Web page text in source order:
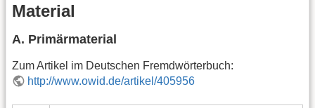
Material
A. Primärmaterial
Zum Artikel im Deutschen Fremdwörterbuch:
http://www.owid.de/artikel/405956